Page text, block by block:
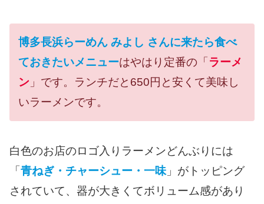
博多長浜らーめん みよし さんに来たら食べ
ておきたいメニューはやはり定番の「 ラーメ
ン 」です。ランチだと650円と安くて美味し
いラーメンです。
白色のお店のロゴ入りラーメンどんぶりには
「 青ねぎ・チャーシュー・一味」がトッピング
されていて、器が大きくてボリューム感があり